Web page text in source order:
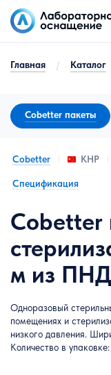
Главная / Каталог
Cobetter пакеты
Cobetter КНР
Спецификация
Cobetter
м из ПНД
Одноразовый
помещениях и
низкого давления.
Количество в